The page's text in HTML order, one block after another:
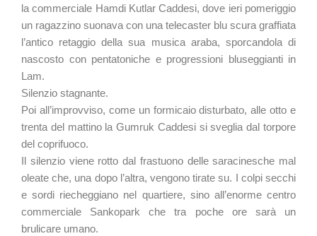
la commerciale Hamdi Kutlar Caddesi, dove ieri pomeriggio
un ragazzino suonava con una telecaster blu scura graffiata
l’antico retaggio della sua musica araba, sporcandola di
nascosto con pentatoniche e progressioni bluseggianti in
Lam.
Silenzio stagnante.
Poi all’improvviso, come un formicaio disturbato, alle otto e
trenta del mattino la Gumruk Caddesi si sveglia dal torpore
del coprifuoco.
Il silenzio viene rotto dal frastuono delle saracinesche mal
oleate che, una dopo l’altra, vengono tirate su. I colpi secchi
e sordi riecheggiano nel quartiere, sino all’enorme centro
commerciale Sankopark che tra poche ore sarà un
brulicare umano.